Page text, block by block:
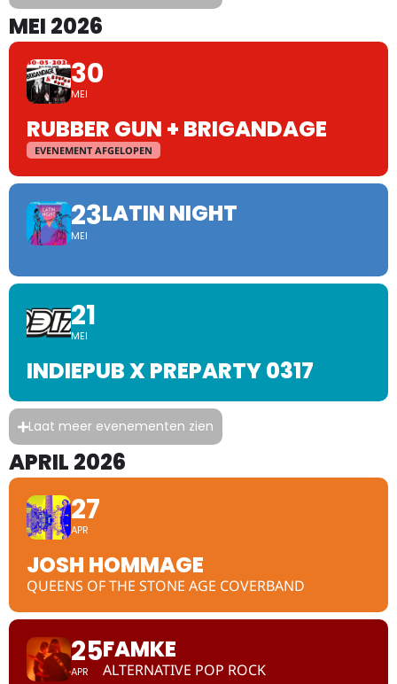
MEI 2026
30
MEI
RUBBER GUN + BRIGANDAGE
EVENEMENT AFGELOPEN
23
MEI
LATIN NIGHT
21
MEI
INDIEPUB X PREPARTY 0317
Laat meer evenementen zien
APRIL 2026
27
APR
JOSH HOMMAGE
QUEENS OF THE STONE AGE COVERBAND
25
APR
FAMKE
ALTERNATIVE POP ROCK